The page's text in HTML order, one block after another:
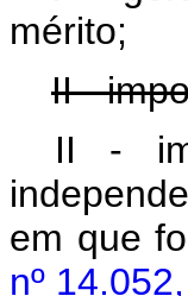
mérito;
II -
II -
em que
nº